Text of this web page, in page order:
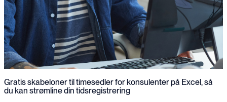
Gratis skabeloner til timesedler for konsulenter på Excel, så
du kan strømline din tidsregistrering